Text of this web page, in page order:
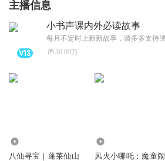
主播信息
小书声课内外必读故事
30.09万
八仙寻宝｜蓬莱仙山
风火小哪吒：魔童闹